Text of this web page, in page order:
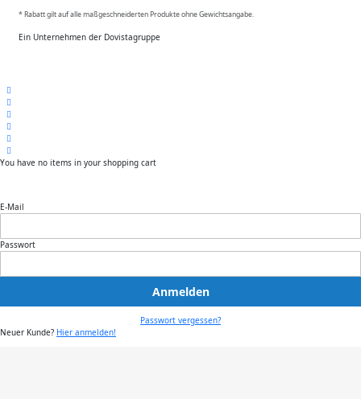
* Rabatt gilt auf alle maßgeschneiderten Produkte ohne Gewichtsangabe.
Ein Unternehmen der Dovistagruppe
You have no items in your shopping cart
E-Mail
Passwort
Anmelden
Passwort vergessen?
Neuer Kunde? Hier anmelden!